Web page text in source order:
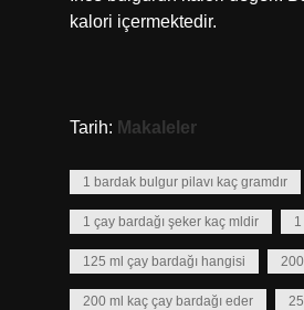
kalori içermektedir.
Tarih: Makaleler
1 bardak bulgur pilavı kaç gramdır
1 çay bardağı şeker kaç mldir
125 ml çay bardağı hangisi
200 ml kaç çay bardağı eder